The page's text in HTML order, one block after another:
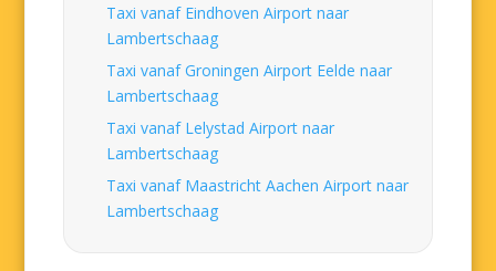
Taxi vanaf Eindhoven Airport naar
Lambertschaag
Taxi vanaf Groningen Airport Eelde naar
Lambertschaag
Taxi vanaf Lelystad Airport naar
Lambertschaag
Taxi vanaf Maastricht Aachen Airport naar
Lambertschaag